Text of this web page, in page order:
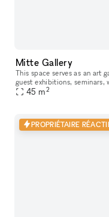
Mitte Gallery
This space serves as an art
guest exhibitions​,​​ seminars​,​
meetings and gatherings of
45 m2
PROPRIÉTAIRE